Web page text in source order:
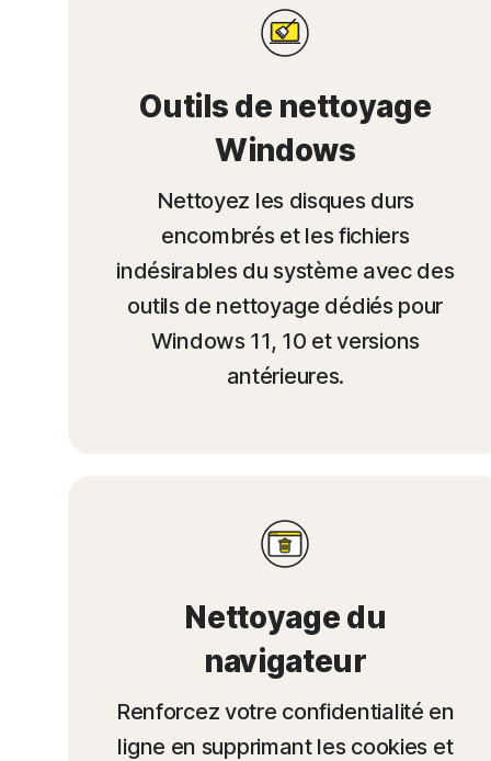
Outils de nettoyage
Windows
Nettoyez les disques durs
encombrés et les fichiers
indésirables du système avec des
outils de nettoyage dédiés pour
Windows 11, 10 et versions
antérieures.
Nettoyage du
navigateur
Renforcez votre confidentialité en
ligne en supprimant les cookies et